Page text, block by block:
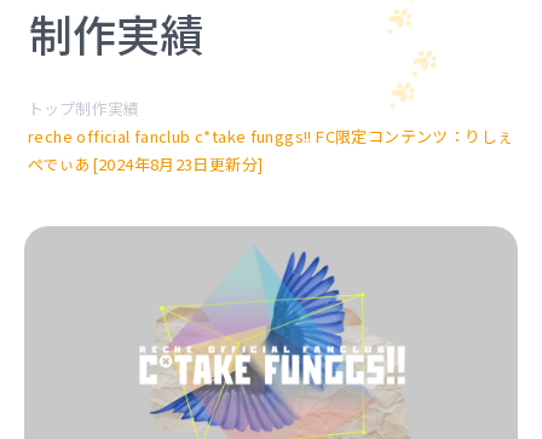
制作実績
トップ制作実績
reche official fanclub c*take funggs!! FC限定コンテンツ：りしぇ
ぺでぃあ[2024年8月23日更新分]